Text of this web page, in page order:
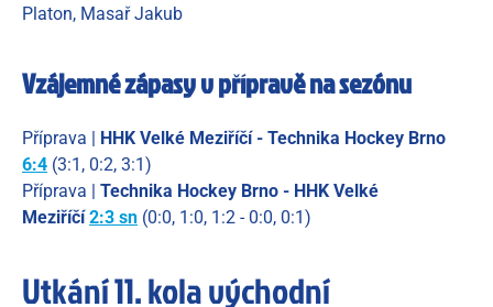
Platon, Masař Jakub
Vzájemné zápasy v přípravě na sezónu
Příprava | HHK Velké Meziříčí - Technika Hockey Brno
6:4 (3:1, 0:2, 3:1)
Příprava | Technika Hockey Brno - HHK Velké
Meziříčí 2:3 sn (0:0, 1:0, 1:2 - 0:0, 0:1)
Utkání 11. kola východní